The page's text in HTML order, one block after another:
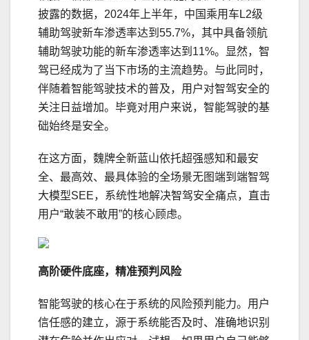
披露的数据，2024年上半年，中国乘用车L2级
辅助驾驶新车渗透率达到55.7%，其中具备领航
辅助驾驶功能的新车渗透率达到11%。显然，智
驾已经成为了当下市场的主流趋势。与此同时，
伴随着智能驾驶技术的普及，用户对智驾安全的
关注日益增加。毕竟对用户来说，智能驾驶的基
础始终是安全。
在这方面，魏牌全新蓝山依托超强感知和最安
全、最高效、最具体验的全场景无图端到端智驾
大模型SEE，系统性地解决智驾安全痛点，直击
用户“敢装不敢用”的核心顾虑。
高阶硬件底座， 精准预判风险
智能驾驶的核心在于系统的风险预判能力。用户
信任感的建立，源于系统能否及时、准确地识别